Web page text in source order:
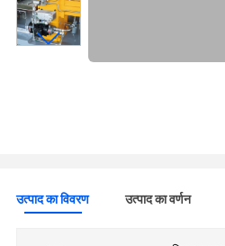
उत्पाद का विवरण उत्पाद का वर्णन